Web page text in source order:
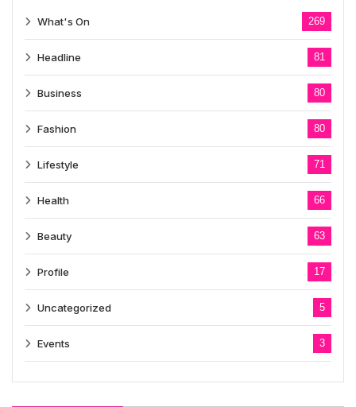
What's On 269
Headline 81
Business 80
Fashion 80
Lifestyle 71
Health 66
Beauty 63
Profile 17
Uncategorized 5
Events 3